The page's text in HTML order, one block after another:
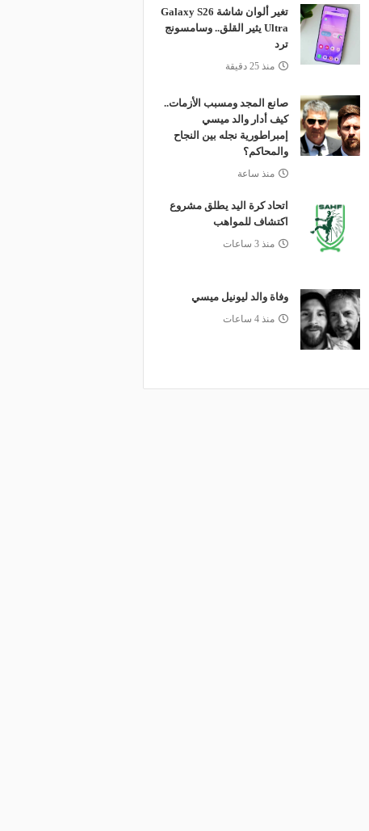
تغير ألوان شاشة Galaxy S26
Ultra يثير القلق.. وسامسونج
ترد
منذ 25 دقيقة
صانع المجد ومسبب الأزمات..
كيف أدار والد ميسي
إمبراطورية نجله بين النجاح
والمحاكم؟
منذ ساعة
اتحاد كرة اليد يطلق مشروع
اكتشاف للمواهب
منذ 3 ساعات
وفاة والد ليونيل ميسي
منذ 4 ساعات